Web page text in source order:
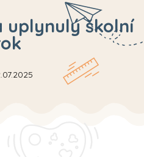
uplynulý školní